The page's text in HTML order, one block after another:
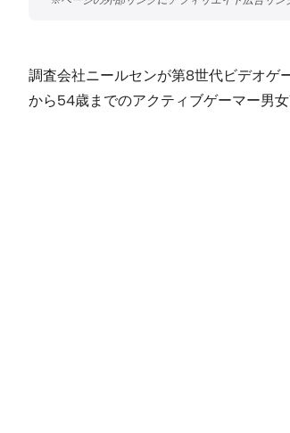
調査会社ニールセンが第8世代ビデオゲ
から54歳までのアクティブゲーマー男女